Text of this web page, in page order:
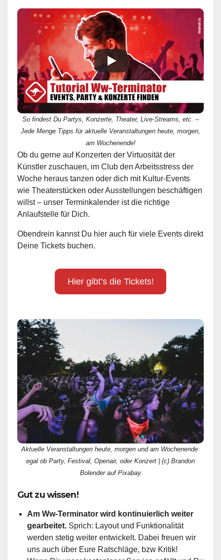
So findest Du Partys, Konzerte, Theater, Live-Streams, etc. –
Jede Menge Tipps für aktuelle Veranstaltungen heute, morgen,
am Wochenende!
Ob du gerne auf Konzerten der Virtuosität der
Künstler zuschauen, im Club den Arbeitsstress der
Woche heraus tanzen oder dich mit Kultur-Events
wie Theaterstücken oder Ausstellungen beschäftigen
willst – unser Terminkalender ist die richtige
Anlaufstelle für Dich.
Obendrein kannst Du hier auch für viele Events direkt
Deine Tickets buchen.
Hier gibt’s die Tickets!
Aktuelle Veranstaltungen heute, morgen und am Wochenende:
egal ob Party, Festival, Openair, oder Konzert | (c) Brandon
Bolender auf Pixabay
Gut zu wissen!
Am Ww-Terminator wird kontinuierlich weiter
gearbeitet. Sprich: Layout und Funktionalität
werden stetig weiter entwickelt. Dabei freuen wir
uns auch über Eure Ratschläge, bzw Kritik!